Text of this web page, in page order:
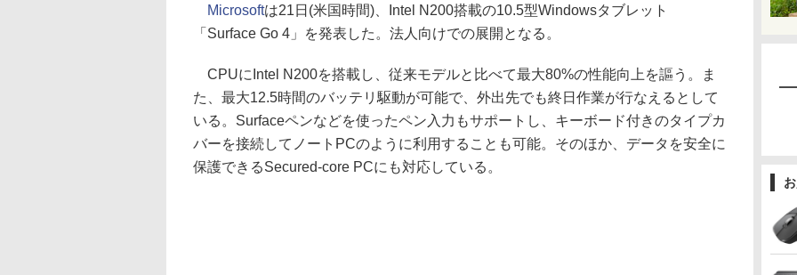
Microsoftは21日(米国時間)、Intel N200搭載の10.5型Windowsタブレット
「Surface Go 4」を発表した。法人向けでの展開となる。
CPUにIntel N200を搭載し、従来モデルと比べて最大80%の性能向上を謳う。ま
た、最大12.5時間のバッテリ駆動が可能で、外出先でも終日作業が行なえるとして
いる。Surfaceペンなどを使ったペン入力もサポートし、キーボード付きのタイプカ
バーを接続してノートPCのように利用することも可能。そのほか、データを安全に
保護できるSecured-core PCにも対応している。